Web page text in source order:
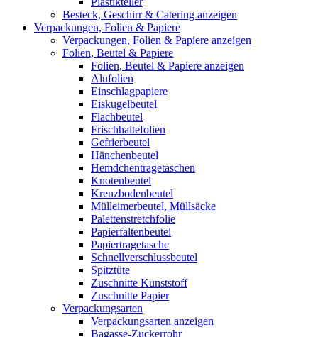
Besteck, Geschirr & Catering anzeigen
Verpackungen, Folien & Papiere
Verpackungen, Folien & Papiere anzeigen
Folien, Beutel & Papiere
Folien, Beutel & Papiere anzeigen
Alufolien
Einschlagpapiere
Eiskugelbeutel
Flachbeutel
Frischhaltefolien
Gefrierbeutel
Hänchenbeutel
Hemdchentragetaschen
Knotenbeutel
Kreuzbodenbeutel
Mülleimerbeutel, Müllsäcke
Palettenstretchfolie
Papierfaltenbeutel
Papiertragetasche
Schnellverschlussbeutel
Spitztüte
Zuschnitte Kunststoff
Zuschnitte Papier
Verpackungsarten
Verpackungsarten anzeigen
Bagasse-Zuckerrohr